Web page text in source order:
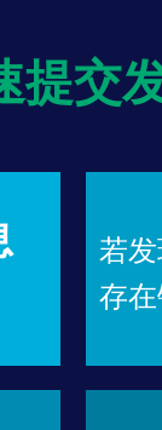
提交
若
存